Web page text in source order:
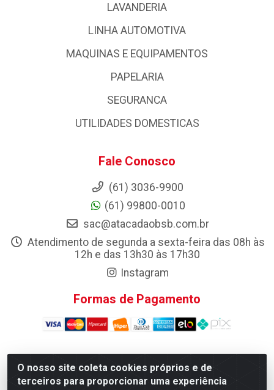
O nosso site coleta cookies próprios e de
terceiros para proporcionar uma experiência
LAVANDERIA
LINHA AUTOMOTIVA
MAQUINAS E EQUIPAMENTOS
PAPELARIA
SEGURANCA
UTILIDADES DOMESTICAS
Fale Conosco
(61) 3036-9900
(61) 99800-0010
sac@atacadaobsb.com.br
Atendimento de segunda a sexta-feira das 08h às
12h e das 13h30 às 17h30
Instagram
Formas de Pagamento
Atacadao da Limpeza F. Pereira Queiroz Comercio e
Distribuicao LTDA - Quadra Qi 10 Lotes 39 e, 41 - Setor